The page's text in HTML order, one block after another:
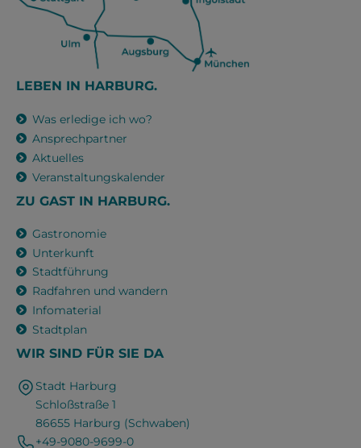
LEBEN IN HARBURG.
Was erledige ich wo?
Ansprechpartner
Aktuelles
Veranstaltungskalender
ZU GAST IN HARBURG.
Gastronomie
Unterkunft
Stadtführung
Radfahren und wandern
Infomaterial
Stadtplan
WIR SIND FÜR SIE DA
Stadt Harburg
Schloßstraße 1
86655 Harburg (Schwaben)
+49-9080-9699-0